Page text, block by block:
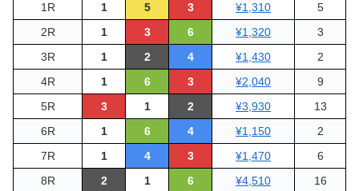
1R
1 5 3 ¥1,310
5
2R
1 3 6 ¥1,320
3
3R
1 2 4 ¥1,430
2
4R
1 6 3 ¥2,040
9
5R
3 1 2 ¥3,930
13
6R
1 6 4 ¥1,150
2
7R
1 4 3 ¥1,470
6
8R
2 1 6 ¥4,510
16